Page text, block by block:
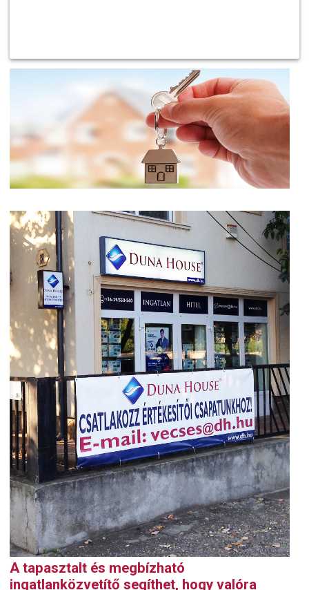
A tapasztalt és megbízható
ingatlanközvetítő segíthet, hogy valóra